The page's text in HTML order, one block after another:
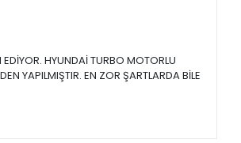
EDİYOR. HYUNDAİ TURBO MOTORLU
YAPILMIŞTIR. EN ZOR ŞARTLARDA BİLE